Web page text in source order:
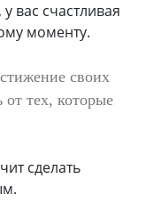
вас счастливая
моменту.
своих
тех, которые
сделать